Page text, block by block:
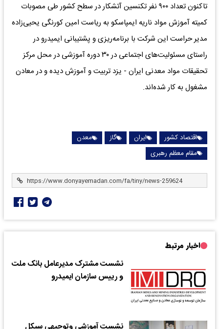
تاکنون تعداد ۹۰۰ نفر تکنسین آتشکار در سطح کشور طی مصوبات
کمیته آموزش مواد ناریه ایمپاسکو به ریاست امین کورنگی یحیی‌زاده
مدیر حراست این شرکت با برنامه‌ریزی و پشتیبانی ایمیدرو در
راستای مسئولیت‌های اجتماعی در ۳۰ دوره آموزشی در محل مرکز
تحقیقات مواد معدنی ایران - یزد تربیت و آموزش دیده و در معادن
مشغول به کار شده‌اند.
اقتصاد کشور ایران گاز
معدن
مقام معظم رهبری
اخبار مرتبط
نشست مشترک مدیرعامل بانک ملت
و رییس سازمان ایمیدرو